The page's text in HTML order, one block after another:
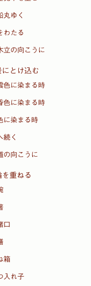
丸ゆく
わたる
立の向こうに
にとけ込む
色に染まる時
色に染まる時
に染まる時
続く
の向こうに
を重ねる
口
箱
入れ子